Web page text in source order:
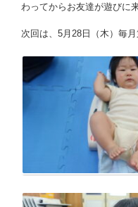
わってからお友達が遊びに
次回は、5月28日（木）毎